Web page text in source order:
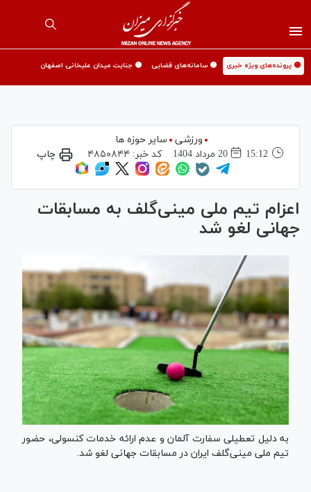
🟡 پرونده‌های ویژه خبری 🟡 سامانه‌های قضایی 🟡 جنایت میدان علیخانی اصفهان
ورزشی
سایر حوزه ها
15:12
20 مرداد 1404 کد خبر:۴۸۵۰۸۴۴ چاپ
اعزام تیم ملی مینی‌گلف به مسابقات
جهانی لغو شد
به دلیل تعطیلی سفارت آلمان و عدم ارائه خدمات کنسولی، حضور
تیم ملی مینی‌گلف ایران در مسابقات جهانی لغو شد.